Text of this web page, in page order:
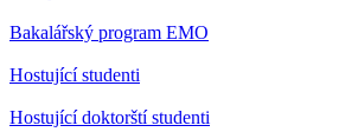
Bakalářský program EMO
Hostující studenti
Hostující doktorští studenti